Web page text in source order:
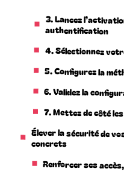
3. Lancez
authentification
4. Sélectionnez
5. Configurez la
6. Validez la
7. Mettez de côté
Élever la sécurité de
concrets
Renforcer ses